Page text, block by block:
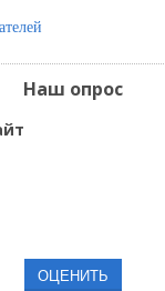
Наш опрос